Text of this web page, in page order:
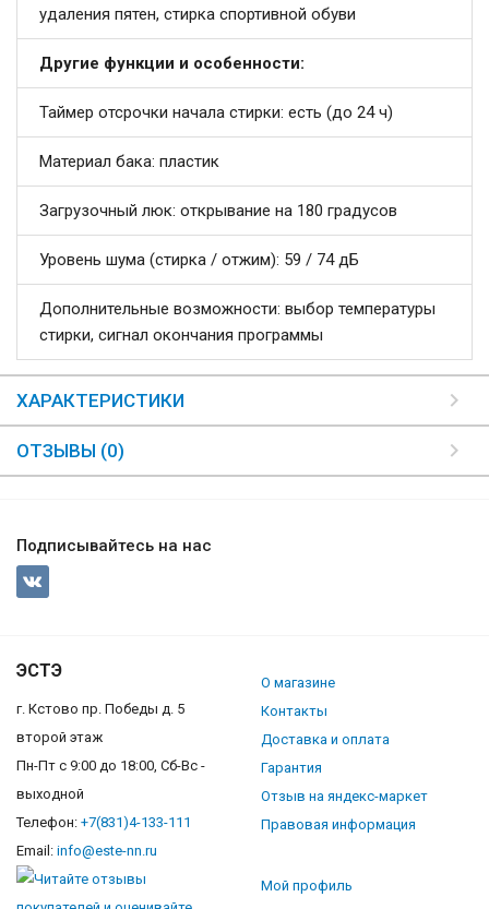
удаления пятен, стирка спортивной обуви
Другие функции и особенности:
Таймер отсрочки начала стирки: есть (до 24 ч)
Материал бака: пластик
Загрузочный люк: открывание на 180 градусов
Уровень шума (стирка / отжим): 59 / 74 дБ
Дополнительные возможности: выбор температуры
стирки, сигнал окончания программы
ХАРАКТЕРИСТИКИ
ОТЗЫВЫ (0)
Подписывайтесь на нас
ЭСТЭ
г. Кстово пр. Победы д. 5
второй этаж
Пн-Пт с 9:00 до 18:00, Сб-Вс -
выходной
Телефон: +7(831)4-133-111
Email: info@este-nn.ru
О магазине
Контакты
Доставка и оплата
Гарантия
Отзыв на яндекс-маркет
Правовая информация
Мой профиль